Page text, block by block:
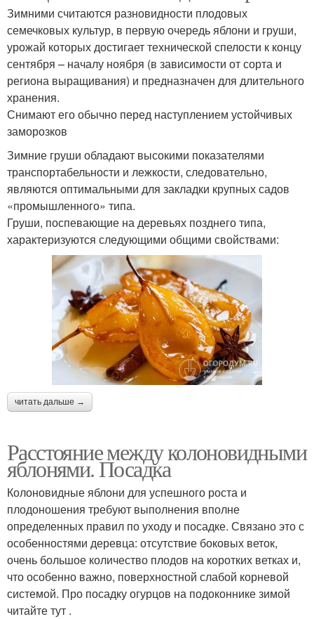
Зимними считаются разновидности плодовых
семечковых культур, в первую очередь яблони и груши,
урожай которых достигает технической спелости к концу
сентября – началу ноября (в зависимости от сорта и
региона выращивания) и предназначен для длительного
хранения.
Снимают его обычно перед наступлением устойчивых
заморозков
Зимние груши обладают высокими показателями
транспортабельности и лежкости, следовательно,
являются оптимальными для закладки крупных садов
«промышленного» типа.
Груши, поспевающие на деревьях позднего типа,
характеризуются следующими общими свойствами:
читать дальше →
Расстояние между колоновидными
яблонями. Посадка
Колоновидные яблони для успешного роста и
плодоношения требуют выполнения вполне
определенных правил по уходу и посадке. Связано это с
особенностями деревца: отсутствие боковых веток,
очень большое количество плодов на коротких ветках и,
что особенно важно, поверхностной слабой корневой
системой. Про посадку огурцов на подоконнике зимой
читайте тут .